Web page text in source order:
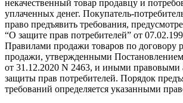
некачественный товар продавцу и
уплаченных денег. Покупатель-
право предъявить требования,
“О защите прав потребителей” от
Правилами продажи товаров по договору
продажи, утвержденными
от 31.12.2020 N 2463, и иными правовыми
защиты прав потребителей. Порядок
требований определяется указанными